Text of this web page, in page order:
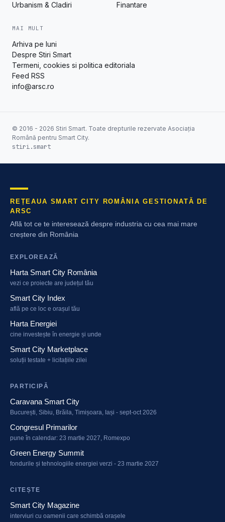
Urbanism & Cladiri
Finantare
MAI MULT
Arhiva pe luni
Despre Stiri Smart
Termeni, cookies si politica editoriala
Feed RSS
info@arsc.ro
© 2016 - 2026 Stiri Smart. Toate drepturile rezervate Asociația
Română pentru Smart City.
stiri.smart
REȚEAUA SMART CITY ROMÂNIA GESTIONATĂ DE
ARSC
Află tot ce te interesează despre industria cu cea mai mare
creștere din România
EXPLOREAZĂ
Harta Smart City România
vezi ce proiecte are județul tău
Smart City Index
află pe ce loc e orașul tău
Harta Energiei
cine investește în energie și unde
Smart City Marketplace
soluții testate + licitațiile zilei
PARTICIPĂ
Caravana Smart City
București, Sibiu, Brăila, Timișoara, Iași - sept-oct 2026
Congresul Primarilor
pune în calendar: 23 martie 2027, Romexpo
Green Energy Summit
fondurile și tehnologiile energiei verzi - 23 martie 2027
CITEȘTE
Smart City Magazine
interviuri cu oamenii care schimbă orașele